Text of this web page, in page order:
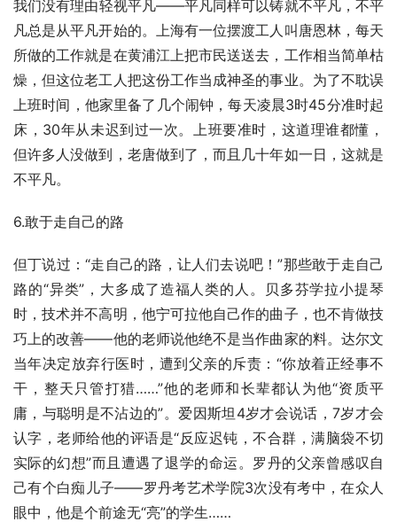
我们没有理由轻视平凡——平凡同样可以铸就不平凡，不平
凡总是从平凡开始的。上海有一位摆渡工人叫唐恩林，每天
所做的工作就是在黄浦江上把市民送送去，工作相当简单枯
燥，但这位老工人把这份工作当成神圣的事业。为了不耽误
上班时间，他家里备了几个闹钟，每天凌晨3时45分准时起
床，30年从未迟到过一次。上班要准时，这道理谁都懂，
但许多人没做到，老唐做到了，而且几十年如一日，这就是
不平凡。
6.敢于走自己的路
但丁说过：“走自己的路，让人们去说吧！”那些敢于走自己
路的“异类”，大多成了造福人类的人。贝多芬学拉小提琴
时，技术并不高明，他宁可拉他自己作的曲子，也不肯做技
巧上的改善——他的老师说他绝不是当作曲家的料。达尔文
当年决定放弃行医时，遭到父亲的斥责：“你放着正经事不
干，整天只管打猎……”他的老师和长辈都认为他“资质平
庸，与聪明是不沾边的”。爱因斯坦4岁才会说话，7岁才会
认字，老师给他的评语是“反应迟钝，不合群，满脑袋不切
实际的幻想”而且遭遇了退学的命运。罗丹的父亲曾感叹自
己有个白痴儿子——罗丹考艺术学院3次没有考中，在众人
眼中，他是个前途无“亮”的学生……